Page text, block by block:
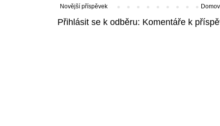
Novější příspěvek
Přihlásit se k odběru: Komentáře k